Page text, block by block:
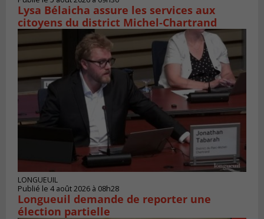
Lysa Bélaicha assure les services aux
citoyens du district Michel‑Chartrand
LONGUEUIL
Publié le 4 août 2026 à 08h28
Longueuil demande de reporter une
élection partielle